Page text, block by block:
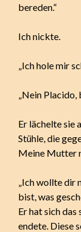
bereden.“
Ich nickte.
„Ich hole mir
„Nein
Er lächelte sie
Stühle, die
Meine Mutter
„Ich wollte dir
bist, was
Er hat sich das
endete. Diese